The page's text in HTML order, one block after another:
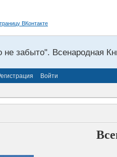
не забыто". Всенародная
Войти